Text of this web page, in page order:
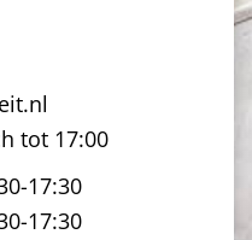
tot 17:00
17:30
17:30